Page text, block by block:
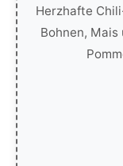
Herzhafte
Bohnen,